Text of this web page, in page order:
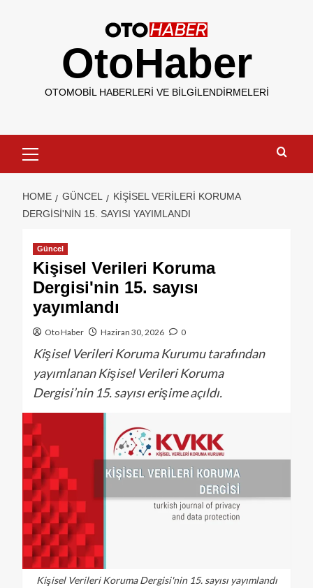
OtoHaber
OTOMOBIL HABERLERI VE BILGILENDIRMELERI
HOME GÜNCEL
KIŞISEL VERILERI KORUMA
DERGISI'NIN 15. SAYISI YAYIMLANDI
Güncel
Kişisel Verileri Koruma
Dergisi'nin 15. sayısı
yayımlandı
Oto Haber Haziran 30, 2026 0
Kişisel Verileri Koruma Kurumu tarafından
yayımlanan Kişisel Verileri Koruma
Dergisi’nin 15. sayısı erişime açıldı.
Kişisel Verileri Koruma Dergisi'nin 15. sayısı yayımlandı